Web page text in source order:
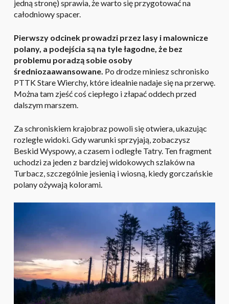
jedną stronę) sprawia, że warto się przygotować na
całodniowy spacer.
Pierwszy odcinek prowadzi przez lasy i malownicze
polany, a podejścia są na tyle łagodne, że bez
problemu poradzą sobie osoby
średniozaawansowane. Po drodze miniesz schronisko
PTTK Stare Wierchy, które idealnie nadaje się na przerwę.
Można tam zjeść coś ciepłego i złapać oddech przed
dalszym marszem.
Za schroniskiem krajobraz powoli się otwiera, ukazując
rozległe widoki. Gdy warunki sprzyjają, zobaczysz
Beskid Wyspowy, a czasem i odległe Tatry. Ten fragment
uchodzi za jeden z bardziej widokowych szlaków na
Turbacz, szczególnie jesienią i wiosną, kiedy gorczańskie
polany ożywają kolorami.